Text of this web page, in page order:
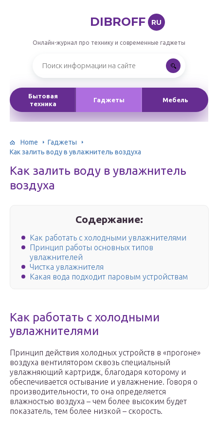
DIBROFF RU
Онлайн-журнал про технику и современные гаджеты
Бытовая
техника
Гаджеты Мебель
Home
Гаджеты
Как залить воду в увлажнитель воздуха
Как залить воду в увлажнитель
воздуха
Содержание:
Как работать с холодными увлажнителями
Принцип работы основных типов
увлажнителей
Чистка увлажнителя
Какая вода подходит паровым устройствам
Как работать с холодными
увлажнителями
Принцип действия холодных устройств в «прогоне»
воздуха вентилятором сквозь специальный
увлажняющий картридж, благодаря которому и
обеспечивается остывание и увлажнение. Говоря о
производительности, то она определяется
влажностью воздуха – чем более высоким будет
показатель, тем более низкой – скорость.